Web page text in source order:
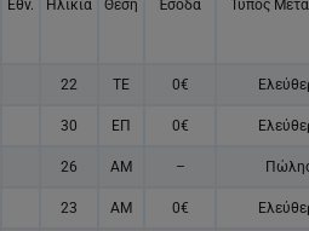
Εθν. Ηλικία Θέση Έσοδα Τύπος
22 ΤΕ 0€
30 ΕΠ 0€
26 ΑΜ –
23 ΑΜ 0€